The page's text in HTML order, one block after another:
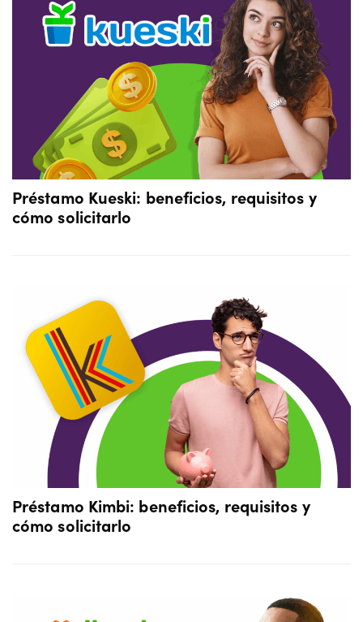
Préstamo Kueski: beneficios, requisitos y
cómo solicitarlo
Préstamo Kimbi: beneficios, requisitos y
cómo solicitarlo